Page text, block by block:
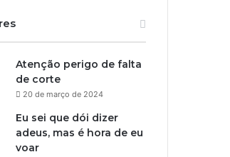
Atenção perigo de falta
de corte
20 de março de 2024
Eu sei que dói dizer
adeus, mas é hora de eu
voar